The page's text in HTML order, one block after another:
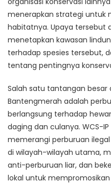
menerapkan strategi untuk
habitatnya. Upaya tersebut
menetapkan kawasan
terhadap spesies tersebut,
tentang pentingnya
Salah satu tantangan besar
Bantengmerah adalah
berlangsung terhadap
daging dan culanya. WCS-
memerangi perburuan
di wilayah-wilayah utama,
anti-perburuan liar, dan
lokal untuk